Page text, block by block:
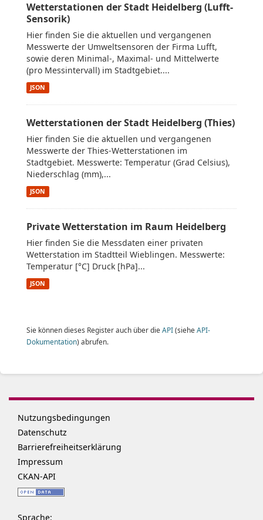
Wetterstationen der Stadt Heidelberg (Lufft-
Sensorik)
Hier finden Sie die aktuellen und vergangenen
Messwerte der Umweltsensoren der Firma Lufft,
sowie deren Minimal-, Maximal- und Mittelwerte
(pro Messintervall) im Stadtgebiet....
JSON
Wetterstationen der Stadt Heidelberg (Thies)
Hier finden Sie die aktuellen und vergangenen
Messwerte der Thies-Wetterstationen im
Stadtgebiet. Messwerte: Temperatur (Grad Celsius),
Niederschlag (mm),...
JSON
Private Wetterstation im Raum Heidelberg
Hier finden Sie die Messdaten einer privaten
Wetterstation im Stadtteil Wieblingen. Messwerte:
Temperatur [°C] Druck [hPa]...
JSON
Sie können dieses Register auch über die API(siehe API-
Dokumentation) abrufen.
Nutzungsbedingungen
Datenschutz
Barrierefreiheitserklärung
Impressum
CKAN-API
Sprache